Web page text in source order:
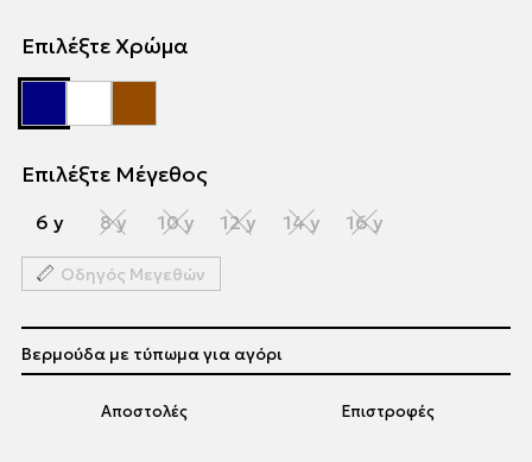
Επιλέξτε Χρώμα
Επιλέξτε Μέγεθος
6 y 8 y 10 y 12 y 14 y 16 y
Οδηγός Μεγεθών
Αποστολές Επιστροφές
Βερμούδα με τύπωμα για αγόρι